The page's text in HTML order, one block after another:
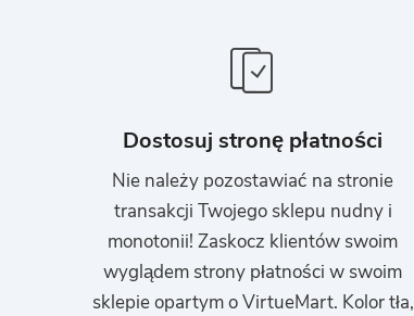
Dostosuj stronę płatności
Nie należy pozostawiać na stronie
transakcji Twojego sklepu nudny i
monotonii! Zaskocz klientów swoim
wyglądem strony płatności w swoim
sklepie opartym o VirtueMart. Kolor tła,